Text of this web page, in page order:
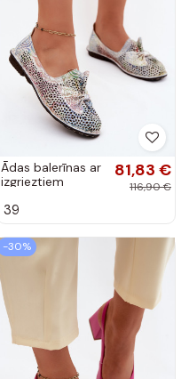
Ādas balerīnas ar
izgrieztiem
lentēm Artiker
krāsās
81,83 €
116,90 €
39
-30%